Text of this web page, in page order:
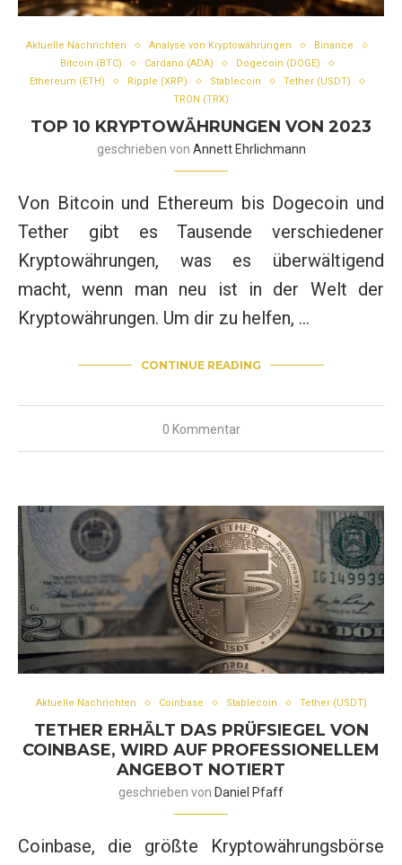
Aktuelle Nachrichten Analyse von Kryptowährungen
Binance
Bitcoin (BTC)
Cardano (ADA)
Dogecoin (DOGE)
Ethereum (ETH)
Ripple (XRP) Stablecoin
Tether (USDT)
TRON (TRX)
TOP 10 KRYPTOWÄHRUNGEN VON 2023
geschrieben von Annett Ehrlichmann
Von Bitcoin und Ethereum bis Dogecoin und
Tether gibt es Tausende verschiedener
Kryptowährungen, was es überwältigend
macht, wenn man neu ist in der Welt der
Kryptowährungen. Um dir zu helfen, …
CONTINUE READING
0 Kommentar
Aktuelle Nachrichten Coinbase Stablecoin Tether (USDT)
TETHER ERHÄLT DAS PRÜFSIEGEL VON
COINBASE, WIRD AUF PROFESSIONELLEM
ANGEBOT NOTIERT
geschrieben von Daniel Pfaff
Coinbase, die größte Kryptowährungsbörse